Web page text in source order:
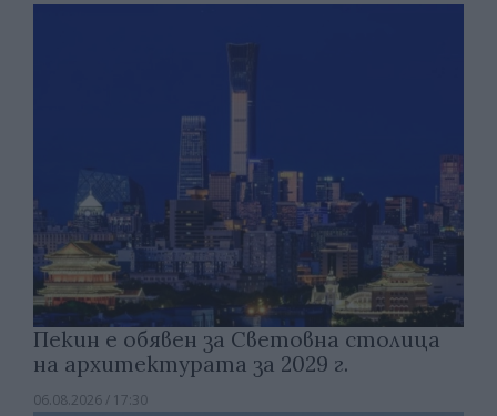
Пекин е обявен за Световна столица
на архитектурата за 2029 г.
06.08.2026 / 17:30